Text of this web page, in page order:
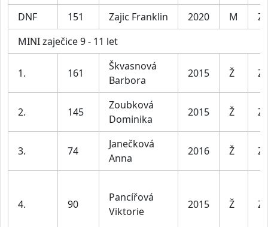
DNF
151 Zajic Franklin 2020 M
MINI zaječice 9 - 11 let
1. 161
Škvasnová
Barbora
2015 Ž
2. 145
Zoubková
Dominika
2015 Ž
3. 74
Janečková
Anna
2016 Ž
4. 90
Pancířová
Viktorie
2015 Ž